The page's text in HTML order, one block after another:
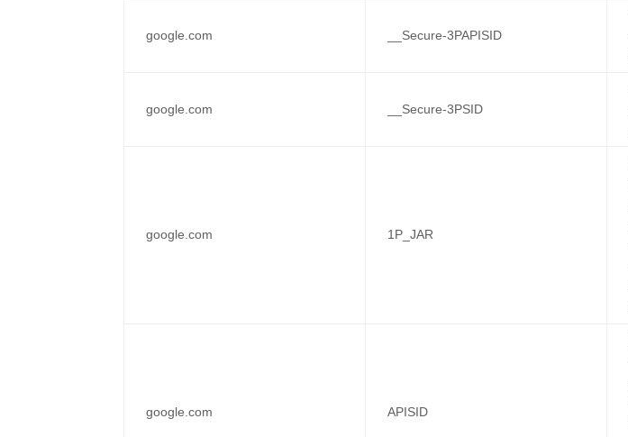
google.com __Secure-3PAPISID
google.com __Secure-3PSID
google.com 1P_JAR
google.com APISID